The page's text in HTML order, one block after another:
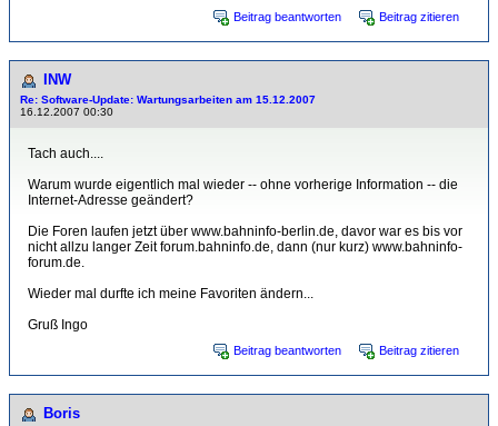
Beitrag beantworten Beitrag zitieren
INW
Re: Software-Update: Wartungsarbeiten am 15.12.2007
16.12.2007 00:30
Tach auch....
Warum wurde eigentlich mal wieder -- ohne vorherige Information -- die
Internet-Adresse geändert?
Die Foren laufen jetzt über www.bahninfo-berlin.de, davor war es bis vor
nicht allzu langer Zeit forum.bahninfo.de, dann (nur kurz) www.bahninfo-
forum.de.
Wieder mal durfte ich meine Favoriten ändern...
Gruß Ingo
Beitrag beantworten Beitrag zitieren
Boris